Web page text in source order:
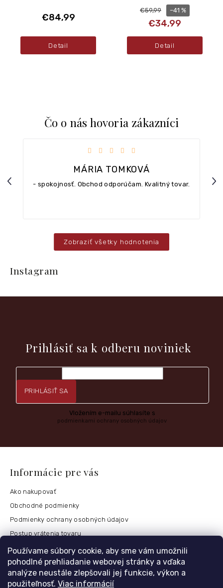
Používame súbory cookie, aby sme vám umožnili
pohodlné prehliadanie webovej stránky a vďaka
analýze neustále zlepšovali jej funkcie, výkon a
použiteľnosť. Viac informácií
€84,99
Detail
€59,99
€34,99
–41 %
Detail
Čo o nás hovoria zákazníci
Previous
MÁRIA TOMKOVÁ
Hodnotenie obchodu je 5 z 5 hviezdičiek.
- spokojnosť. Obchod odporúčam. Kvalitný tovar.
Zobraziť všetky hodnotenia
t
Instagram
Prihlásiť sa k odberu noviniek
PRIHLÁSIŤ SA
Vložením e-mailu súhlasíte s
podmienkami ochrany osobných údajov
Informácie pre vás
Ako nakupovať
Obchodné podmienky
Podmienky ochrany osobných údajov
Postup vrátenia tovaru
Česko